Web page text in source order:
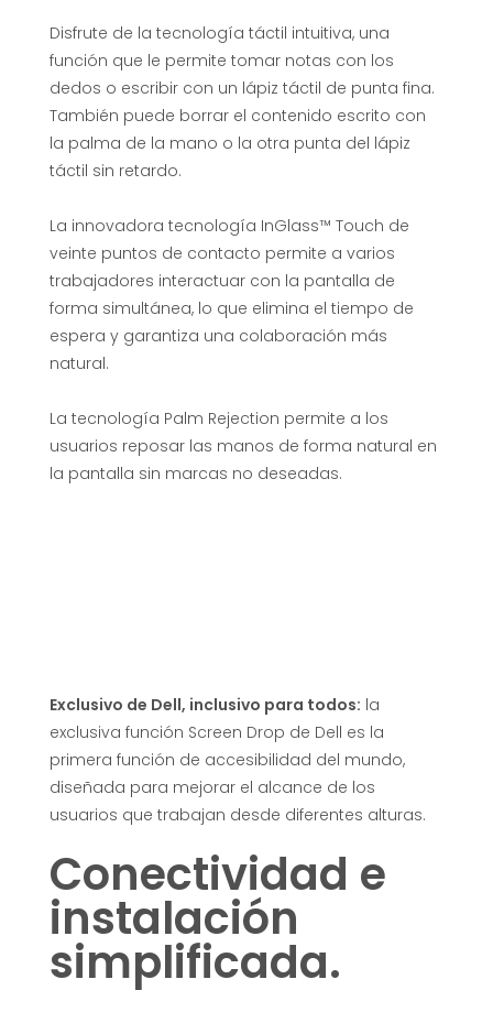
I
n
t
e
r
a
c
t
s
D
e
l
l
4
Disfrute de la tecnología táctil intuitiva, una
función que le permite tomar notas con los
dedos o escribir con un lápiz táctil de punta fina.
También puede borrar el contenido escrito con
la palma de la mano o la otra punta del lápiz
táctil sin retardo.
La innovadora tecnología InGlass™ Touch de
veinte puntos de contacto permite a varios
trabajadores interactuar con la pantalla de
forma simultánea, lo que elimina el tiempo de
espera y garantiza una colaboración más
natural.
La tecnología Palm Rejection permite a los
usuarios reposar las manos de forma natural en
la pantalla sin marcas no deseadas.
Exclusivo de Dell, inclusivo para todos: la
exclusiva función Screen Drop de Dell es la
primera función de accesibilidad del mundo,
diseñada para mejorar el alcance de los
usuarios que trabajan desde diferentes alturas.
Conectividad e
instalación
simplificada.